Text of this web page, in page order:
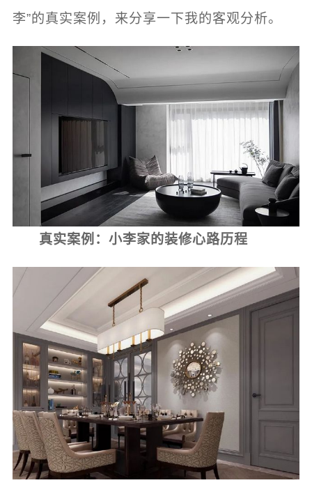
李”的真实案例，来分享一下我的客观分析。
真实案例：小李家的装修心路历程